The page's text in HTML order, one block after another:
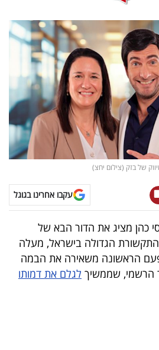
של בזק (צילום יחצ)
עקבו אחרינו בגוגל
כהן מציג את הדור הבא של
הגדולה בישראל, מעלה
הראשונה משאירה את הבמה
הרשמי, שממשיך לגלם את דמותו